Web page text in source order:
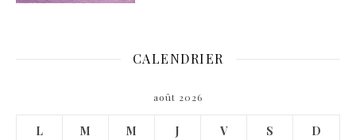
CALENDRIER
août 2026
L M M J V S D